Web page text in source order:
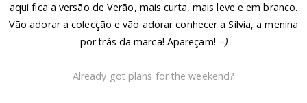
aqui fica a versão de Verão, mais curta, mais leve e em branco.
Vão adorar a colecção e vão adorar conhecer a Silvia, a menina
por trás da marca! Apareçam! =)
Already got plans for the weekend?